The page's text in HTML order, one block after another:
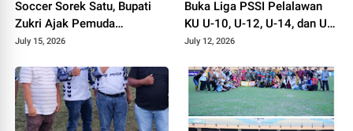
Soccer Sorek Satu, Bupati
Zukri Ajak Pemuda
Pelalawan Terus Berprestasi
July 15, 2026
Buka Liga PSSI Pelalawan
KU U-10, U-12, U-14, dan U-
16, Komitmen Cetak
July 12, 2026